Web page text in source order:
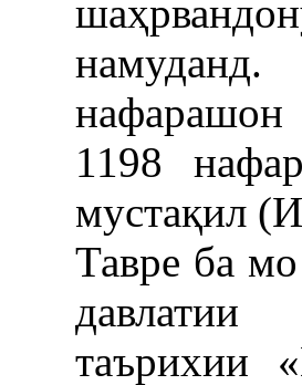
нафарашон
1198
мустақил
Тавре ба
таърихии